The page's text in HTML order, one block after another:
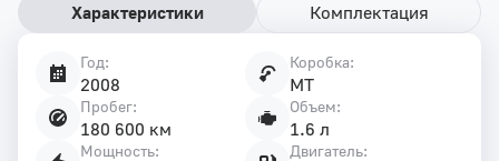
Характеристики Комплектация
Год:
2008
Коробка:
MT
Пробег:
180 600 км
Объем:
1.6 л
Мощность: Двигатель: